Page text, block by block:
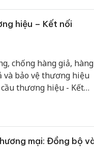
hiệu – Kết nối
chống hàng giả, hàng
và bảo vệ thương hiệu
thương hiệu - Kết
mại: Đồng bộ